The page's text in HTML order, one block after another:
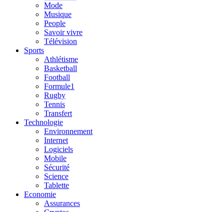
Mode
Musique
People
Savoir vivre
Télévision
Sports
Athlétisme
Basketball
Football
Formule1
Rugby
Tennis
Transfert
Technologie
Environnement
Internet
Logiciels
Mobile
Sécurité
Science
Tablette
Economie
Assurances